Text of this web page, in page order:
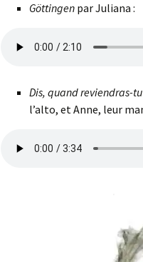
Göttingen par Juliana :
Dis, quand reviendras-
l’alto, et Anne, leur